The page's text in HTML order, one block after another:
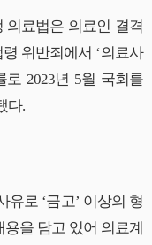
의료법은 의료인 결격
위반죄에서 ‘의료사
로 2023년 5월 국회를
다.
로 ‘금고’ 이상의 형
을 담고 있어 의료계